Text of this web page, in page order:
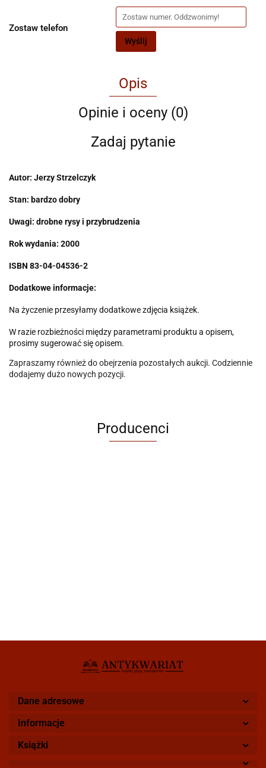
Zostaw telefon
Wyślij
Opis
Opinie i oceny (0)
Zadaj pytanie
Autor: Jerzy Strzelczyk
Stan: bardzo dobry
Uwagi: drobne rysy i przybrudzenia
Rok wydania: 2000
ISBN 83-04-04536-2
Dodatkowe informacje:
Na życzenie przesyłamy dodatkowe zdjęcia książek.
W razie rozbieżności między parametrami produktu a opisem,
prosimy sugerować się opisem.
Zapraszamy również do obejrzenia pozostałych aukcji. Codziennie
dodajemy dużo nowych pozycji.
Producenci
Dane adresowe
Informacje
Książki